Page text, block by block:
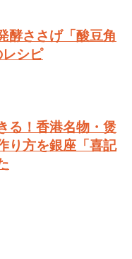
酵ささげ「酸豆角
レシピ
る！香港名物・煲
り方を銀座「喜記